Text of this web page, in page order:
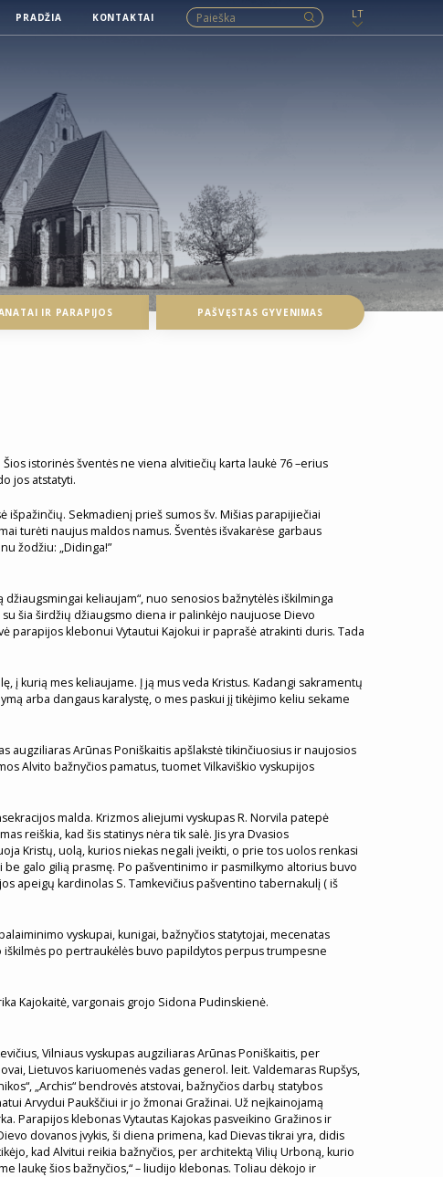
PRADŽIA KONTAKTAI LT
IR PARAPIJOS PAŠVĘSTAS GYVENIMAS
istorinės šventės ne viena alvitiečių karta laukė 76 –erius
jos atstatyti.
išpažinčių. Sekmadienį prieš sumos šv. Mišias parapijiečiai
turėti naujus maldos namus. Šventės išvakarėse garbaus
žodžiu: „Didinga!”
keliaujam“, nuo senosios bažnytėlės iškilminga
šia širdžių džiaugsmo diena ir palinkėjo naujuose Dievo
parapijos klebonui Vytautui Kajokui ir paprašė atrakinti duris. Tada
į kurią mes keliaujame. Į ją mus veda Kristus. Kadangi sakramentų
arba dangaus karalystę, o mes paskui jį tikėjimo keliu sekame
augziliaras Arūnas Poniškaitis apšlakstė tikinčiuosius ir naujosios
Alvito bažnyčios pamatus, tuomet Vilkaviškio vyskupijos
malda. Krizmos aliejumi vyskupas R. Norvila patepė
reiškia, kad šis statinys nėra tik salė. Jis yra Dvasios
Kristų, uolą, kurios niekas negali įveikti, o prie tos uolos renkasi
galo gilią prasmę. Po pašventinimo ir pasmilkymo altorius buvo
apeigų kardinolas S. Tamkevičius pašventino tabernakulį ( iš
vyskupai, kunigai, bažnyčios statytojai, mecenatas
iškilmės po pertraukėlės buvo papildytos perpus trumpesne
Kajokaitė, vargonais grojo Sidona Pudinskienė.
Vilniaus vyskupas augziliaras Arūnas Poniškaitis, per
Lietuvos kariuomenės vadas generol. leit. Valdemaras Rupšys,
„Archis“ bendrovės atstovai, bažnyčios darbų statybos
Arvydui Paukščiui ir jo žmonai Gražinai. Už neįkainojamą
Parapijos klebonas Vytautas Kajokas pasveikino Gražinos ir
dovanos įvykis, ši diena primena, kad Dievas tikrai yra, didis
kad Alvitui reikia bažnyčios, per architektą Vilių Urboną, kurio
laukę šios bažnyčios,“ – liudijo klebonas. Toliau dėkojo ir